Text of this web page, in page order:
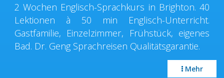
2 Wochen Englisch-Sprachkurs in Brighton. 40
Lektionen à 50 min Englisch-Unterricht.
Gastfamilie, Einzelzimmer, Frühstück, eigenes
Bad. Dr. Geng Sprachreisen Qualitätsgarantie.
Mehr